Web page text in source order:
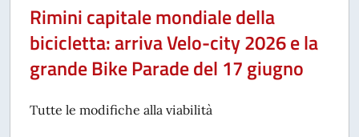
Rimini capitale mondiale della
bicicletta: arriva Velo-city 2026 e la
grande Bike Parade del 17 giugno
Tutte le modifiche alla viabilità